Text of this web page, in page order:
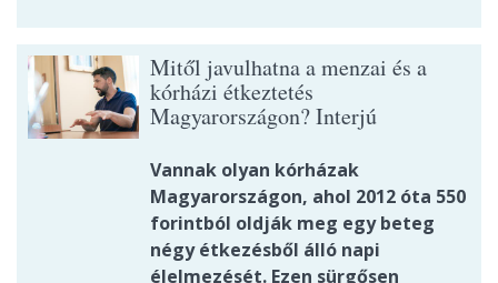
Mitől javulhatna a menzai és a
kórházi étkeztetés
Magyarországon? Interjú
Vannak olyan kórházak
Magyarországon, ahol 2012 óta 550
forintból oldják meg egy beteg
négy étkezésből álló napi
élelmezését. Ezen sürgősen